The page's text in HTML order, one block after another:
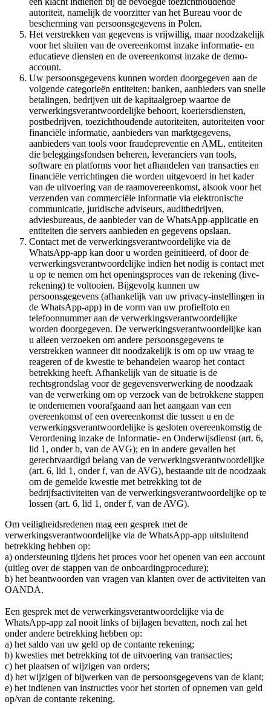
autoriteit, namelijk de voorzitter van het Bureau voor de
bescherming van persoonsgegevens in Polen.
Het verstrekken van gegevens is vrijwillig, maar noodzakelijk
voor het sluiten van de overeenkomst inzake informatie- en
educatieve diensten en de overeenkomst inzake de demo-
account.
Uw persoonsgegevens kunnen worden doorgegeven aan de
volgende categorieën entiteiten: banken, aanbieders van snelle
betalingen, bedrijven uit de kapitaalgroep waartoe de
verwerkingsverantwoordelijke behoort, koeriersdiensten,
postbedrijven, toezichthoudende autoriteiten, autoriteiten voor
financiële informatie, aanbieders van marktgegevens,
aanbieders van tools voor fraudepreventie en AML, entiteiten
die beleggingsfondsen beheren, leveranciers van tools,
software en platforms voor het afhandelen van transacties en
financiële verrichtingen die worden uitgevoerd in het kader
van de uitvoering van de raamovereenkomst, alsook voor het
verzenden van commerciële informatie via elektronische
communicatie, juridische adviseurs, auditbedrijven,
adviesbureaus, de aanbieder van de WhatsApp-applicatie en
entiteiten die servers aanbieden en gegevens opslaan.
Contact met de verwerkingsverantwoordelijke via de
WhatsApp-app kan door u worden geïnitieerd, of door de
verwerkingsverantwoordelijke indien het nodig is contact met
u op te nemen om het openingsproces van de rekening (live-
rekening) te voltooien. Bijgevolg kunnen uw
persoonsgegevens (afhankelijk van uw privacy-instellingen in
de WhatsApp-app) in de vorm van uw profielfoto en
telefoonnummer aan de verwerkingsverantwoordelijke
worden doorgegeven. De verwerkingsverantwoordelijke kan
u alleen verzoeken om andere persoonsgegevens te
verstrekken wanneer dit noodzakelijk is om op uw vraag te
reageren of de kwestie te behandelen waarop het contact
betrekking heeft. Afhankelijk van de situatie is de
rechtsgrondslag voor de gegevensverwerking de noodzaak
van de verwerking om op verzoek van de betrokkene stappen
te ondernemen voorafgaand aan het aangaan van een
overeenkomst of een overeenkomst die tussen u en de
verwerkingsverantwoordelijke is gesloten overeenkomstig de
Verordening inzake de Informatie- en Onderwijsdienst (art. 6,
lid 1, onder b, van de AVG); en in andere gevallen het
gerechtvaardigd belang van de verwerkingsverantwoordelijke
(art. 6, lid 1, onder f, van de AVG), bestaande uit de noodzaak
om de gemelde kwestie met betrekking tot de
bedrijfsactiviteiten van de verwerkingsverantwoordelijke op te
lossen (art. 6, lid 1, onder f, van de AVG).
Om veiligheidsredenen mag een gesprek met de
verwerkingsverantwoordelijke via de WhatsApp-app uitsluitend
betrekking hebben op:
a) ondersteuning tijdens het proces voor het openen van een account
(uitleg over de stappen van de onboardingprocedure);
b) het beantwoorden van vragen van klanten over de activiteiten van
OANDA.
Een gesprek met de verwerkingsverantwoordelijke via de
WhatsApp-app zal nooit links of bijlagen bevatten, noch zal het
onder andere betrekking hebben op:
a) het saldo van uw geld op de contante rekening;
b) kwesties met betrekking tot de uitvoering van transacties;
c) het plaatsen of wijzigen van orders;
d) het wijzigen of bijwerken van de persoonsgegevens van de klant;
e) het indienen van instructies voor het storten of opnemen van geld
op/van de contante rekening.